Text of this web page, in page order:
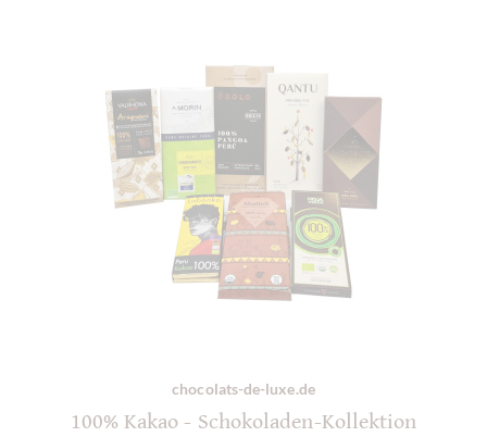
chocolats-de-luxe.de
100% Kakao - Schokoladen-Kollektion